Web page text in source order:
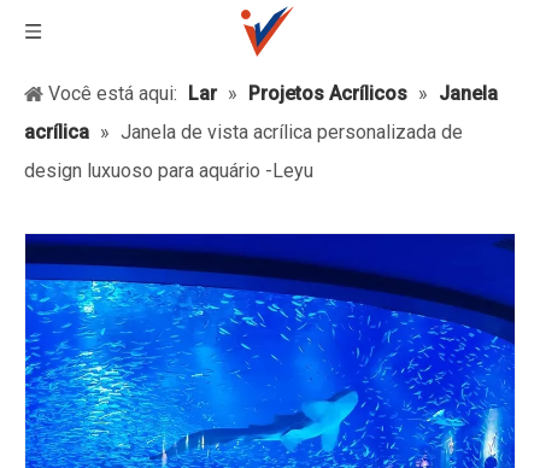
Você está aqui: Lar » Projetos Acrílicos » Janela
acrílica » Janela de vista acrílica personalizada de
design luxuoso para aquário -Leyu